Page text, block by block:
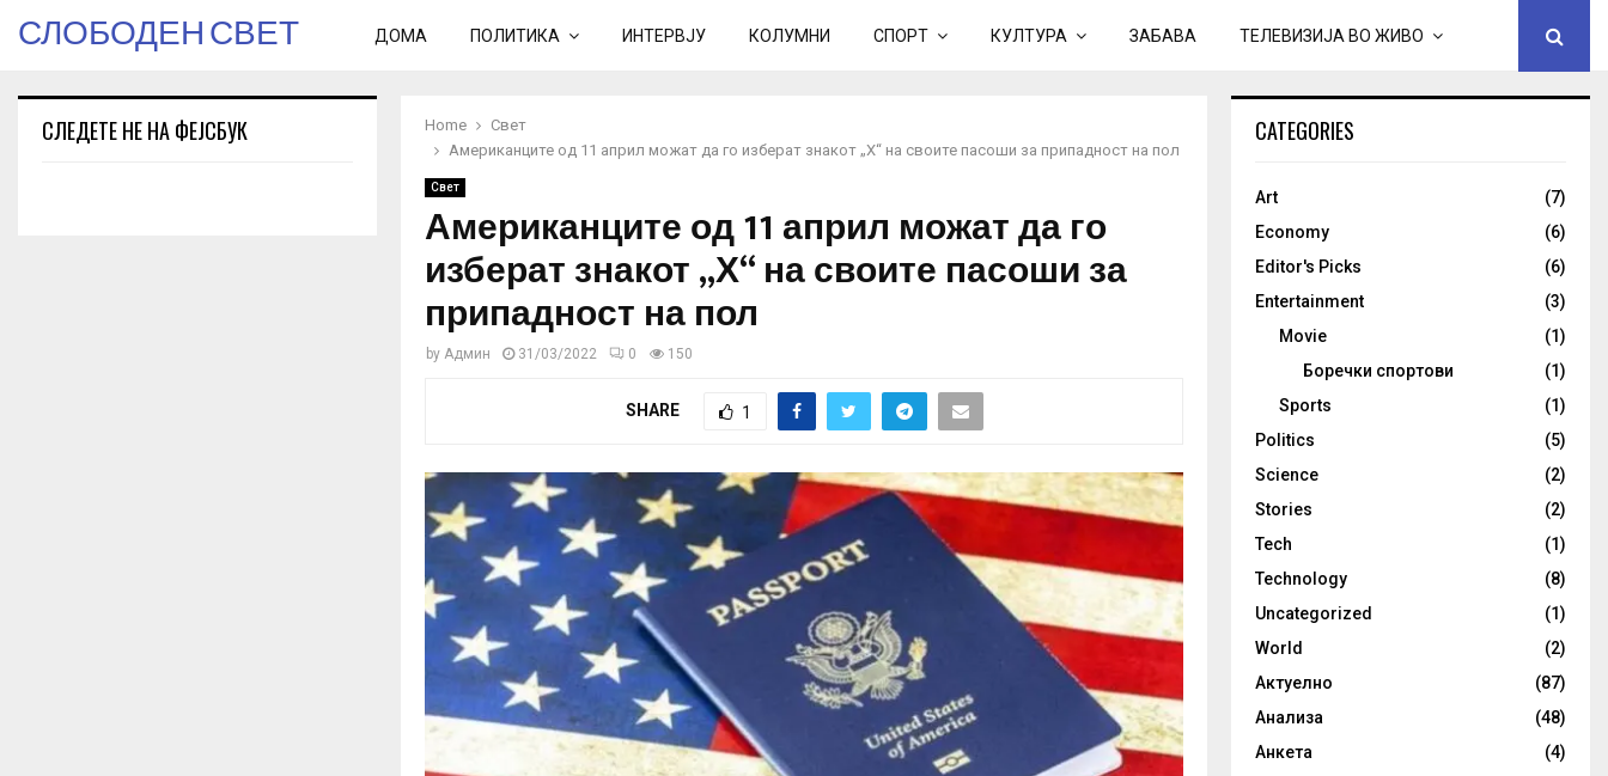
СЛОБОДЕН СВЕТ ДОМА ПОЛИТИКА ИНТЕРВЈУ КОЛУМНИ СПОРТ КУЛТУРА ЗАБАВА ТЕЛЕВИЗИЈА ВО ЖИВО
Home
Свет
Американците од 11 април можат да го изберат знакот „Х“ на своите пасоши за припадност на пол
Свет
Американците од 11 април можат да го
изберат знакот „Х“ на своите пасоши за
припадност на пол
by Админ 31/03/2022 0 150
SHARE 1
СЛЕДЕТЕ НЕ НА ФЕЈСБУК CATEGORIES
Art
(7)
Economy
(6)
Editor's Picks
(6)
Entertainment
(3)
Movie
(1)
Боречки спортови
(1)
Sports
(1)
Politics
(5)
Science
(2)
Stories
(2)
Tech
(1)
Technology
(8)
Uncategorized
(1)
World
(2)
Актуелно
(87)
Анализа
(48)
Анкета
(4)